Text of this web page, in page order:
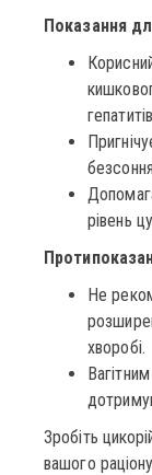
Показання
рівень
Не
хворобі.
Зробіть
вашого